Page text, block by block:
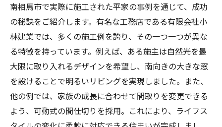
南相馬市で実際に施工された平家の事例を通じて、成功
の秘訣をご紹介します。有名な工務店である有限会社小
林建業では、多くの施工例を誇り、その一つ一つが異な
る特徴を持っています。例えば、ある施主は自然光を最
大限に取り入れるデザインを希望し、南向きの大きな窓
を設けることで明るいリビングを実現しました。また、
他の例では、家族の成長に合わせて間取りを変更できる
よう、可動式の間仕切りを採用。これにより、ライフス